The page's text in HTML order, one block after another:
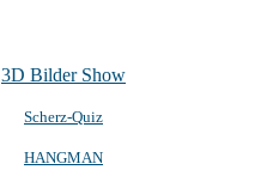
3D Bilder Show
Scherz-Quiz
HANGMAN